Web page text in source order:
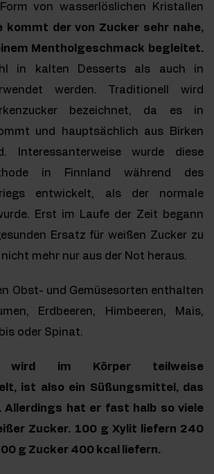
von wasserlöslichen Kristallen
kommt der von Zucker sehr nahe,
Mentholgeschmack begleitet.
in kalten Desserts als auch in
werden. Traditionell wird
bezeichnet, da es in
und hauptsächlich aus Birken
Interessanterweise wurde diese
in Finnland während des
entwickelt, als der normale
Erst im Laufe der Zeit begann
Ersatz für weißen Zucker zu
mehr nur aus der Not heraus.
Obst- und Gemüsesorten enthalten
Erdbeeren, Himbeeren, Mais,
oder Spinat.
wird im Körper teilweise
ist also ein Süßungsmittel, das
Allerdings hat er fast halb so viele
Zucker. 100 g Xylit liefern 240
g Zucker 400 kcal liefern.